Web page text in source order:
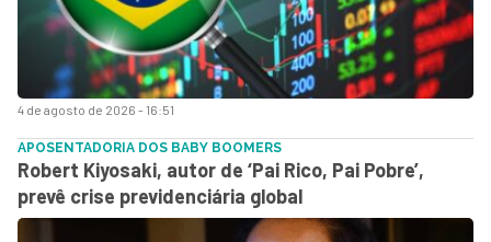
4 de agosto de 2026 - 16:51
APOSENTADORIA DOS BABY BOOMERS
Robert Kiyosaki, autor de ‘Pai Rico, Pai Pobre’,
prevê crise previdenciária global